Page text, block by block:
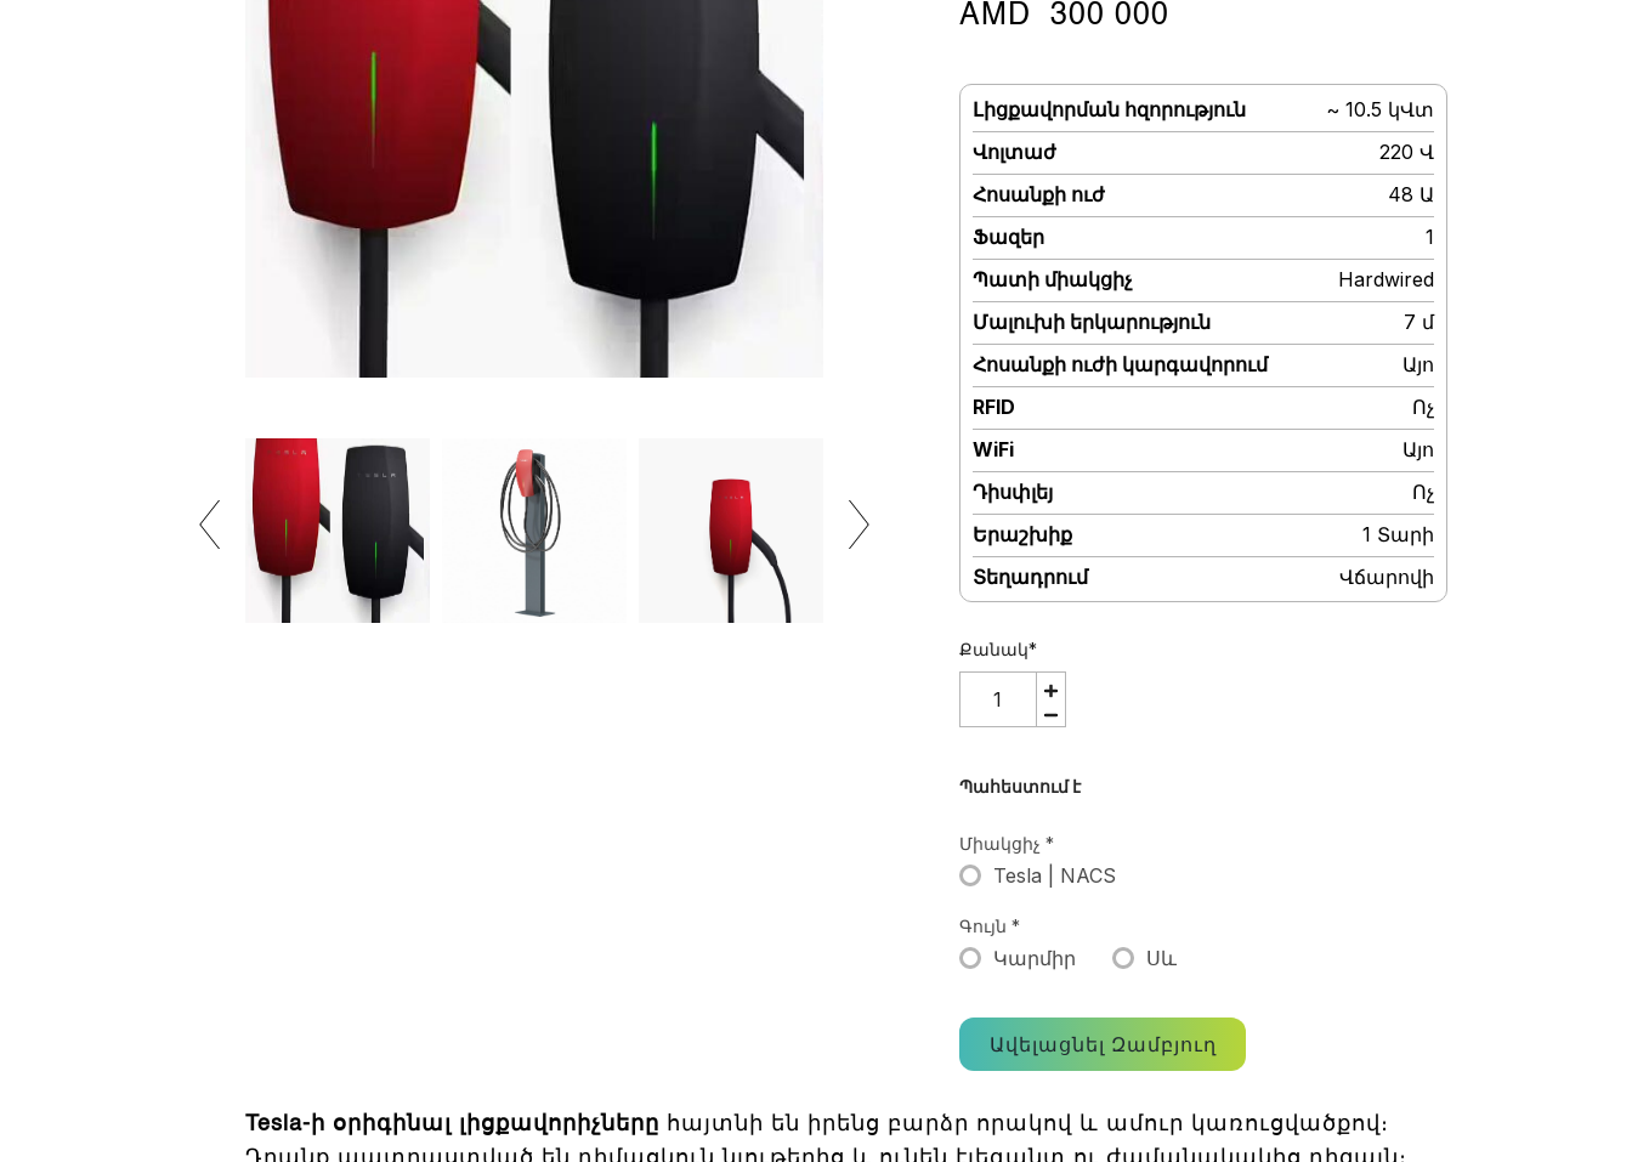
AMD 300 000
Լիցքավորման հզորություն
~ 10.5 կՎտ
Վոլտաժ
220 Վ
Հոսանքի ուժ
48 Ա
Ֆազեր
1
Պատի միակցիչ
Hardwired
Մալուխի երկարություն
7 մ
Հոսանքի ուժի կարգավորում
Այո
RFID
Ոչ
WiFi
Այո
Դիսփլեյ
Ոչ
Երաշխիք
1 Տարի
Տեղադրում
Վճարովի
Քանակ*
Պահեստում է
Միակցիչ *
Tesla | NACS
Գույն *
Կարմիր Սև
Ավելացնել Զամբյուղ
Tesla-ի օրիգինալ լիցքավորիչները հայտնի են իրենց բարձր որակով և ամուր կառուցվածքով։